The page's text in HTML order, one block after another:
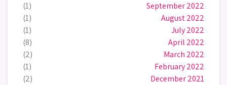
September 2022
(1)
August 2022
(1)
July 2022
(1)
April 2022
(8)
March 2022
(2)
February 2022
(1)
December 2021
(2)